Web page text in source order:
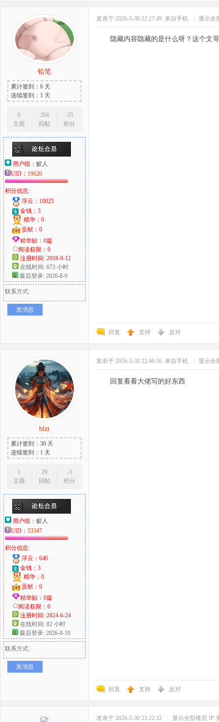
铅笔
累计签到：6 天
连续签到：1 天
0
主题
204
回帖
-35
积分
用户组： 蚁人
UID： 19620
积分信息:
浮云：10025
金钱：3
精华：0
贡献：0
精华贴：0篇
阅读权限：0
注册时间: 2018-9-12
在线时间: 673 小时
最后登录: 2026-8-9
联系方式:
发消息
发表于 2026-5-30 22:27:49 来自手机 显示全
隐藏内容隐藏的是什么呀？这个文
回复 支持 反对
blzt
累计签到：30 天
连续签到：1 天
1
主题
29
回帖
-3
积分
用户组： 蚁人
UID： 53347
积分信息:
浮云：646
金钱：3
精华：0
贡献：0
精华贴：0篇
阅读权限：0
注册时间: 2024-6-24
在线时间: 82 小时
最后登录: 2026-8-10
联系方式:
发消息
发表于 2026-5-30 22:40:16 来自手机 显示全
回复看看大佬写的好东西
回复 支持 反对
发表于 2026-5-30 23:22:32 显示全部楼层 IP: